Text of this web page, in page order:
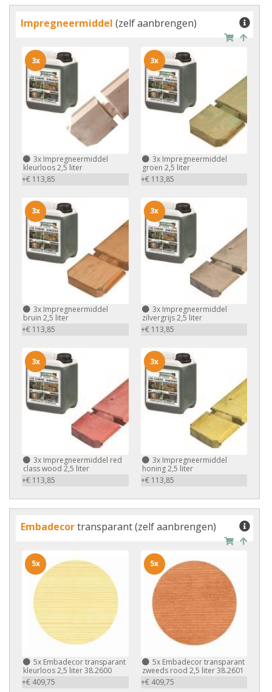
Impregneermiddel (zelf aanbrengen)
3x Impregneermiddel
kleurloos 2,5 liter
+€ 113,85
3x
3xImpregneermiddel
groen 2,5 liter
+€ 113,85
3x
3x Impregneermiddel
bruin 2,5 liter
+€ 113,85
3x
3xImpregneermiddel
zilvergrijs 2,5 liter
+€ 113,85
3x
3x Impregneermiddel red
class wood 2,5 liter
+€ 113,85
3x
3xImpregneermiddel
honing 2,5 liter
+€ 113,85
3x
Embadecortransparant (zelf aanbrengen)
5x Embadecor transparant
kleurloos 2,5 liter 38.2600
+€ 409,75
5x
5xEmbadecor transparant
zweeds rood 2,5 liter 38.2601
+€ 409,75
5x